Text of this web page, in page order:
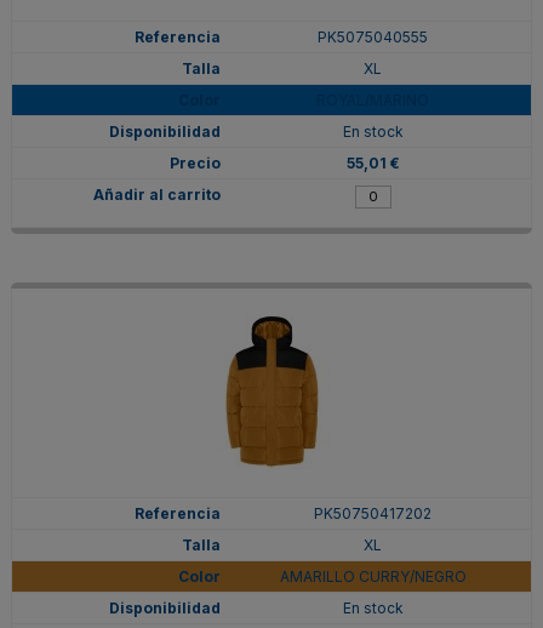
PK5075040555
XL
En stock
55,01 €
PK50750417202
XL
AMARILLO CURRY/NEGRO
En stock